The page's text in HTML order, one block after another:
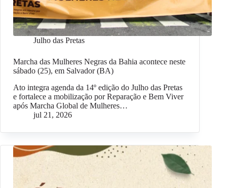
Julho das Pretas
Marcha das Mulheres Negras da Bahia acontece neste
sábado (25), em Salvador (BA)
Ato integra agenda da 14º edição do Julho das Pretas
e fortalece a mobilização por Reparação e Bem Viver
após Marcha Global de Mulheres…
jul 21, 2026